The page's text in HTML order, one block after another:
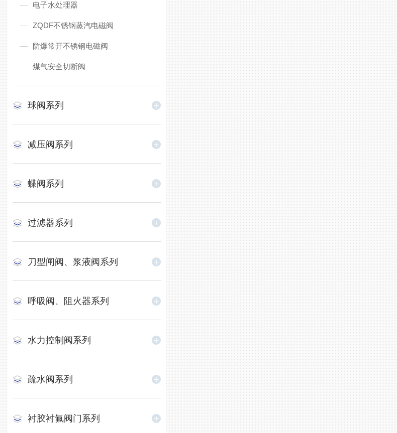
电子水处理器
ZQDF不锈钢蒸汽电磁阀
防爆常开不锈钢电磁阀
煤气安全切断阀
球阀系列
减压阀系列
蝶阀系列
过滤器系列
刀型闸阀、浆液阀系列
呼吸阀、阻火器系列
水力控制阀系列
疏水阀系列
衬胶衬氟阀门系列